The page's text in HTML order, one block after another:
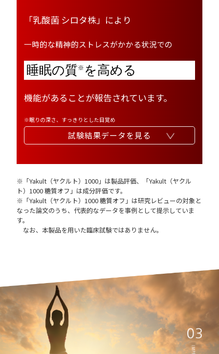
「乳酸菌 シロタ株」により
一時的な精神的ストレスがかかる状況での
睡眠の質 ※ を高める
機能があることが報告されています。
※眠りの深さ、すっきりとした目覚め
試験結果データを見る
※「Yakult（ヤクルト）1000」は製品評価、「Yakult（ヤクル
ト）1000 糖質オフ」は成分評価です。
※「Yakult（ヤクルト）1000 糖質オフ」は研究レビューの対象と
なった論文のうち、代表的なデータを事例として提示していま
す。
なお、本製品を用いた臨床試験ではありません。